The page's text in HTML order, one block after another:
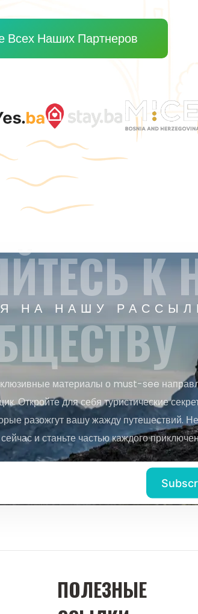
Всех Наших Партнеров
НА НАШУ
К
материалы о must-see
Откройте для себя туристические
разожгут вашу жажду путешествий.
и станьте частью каждого
ПОЛЕЗНЫЕ